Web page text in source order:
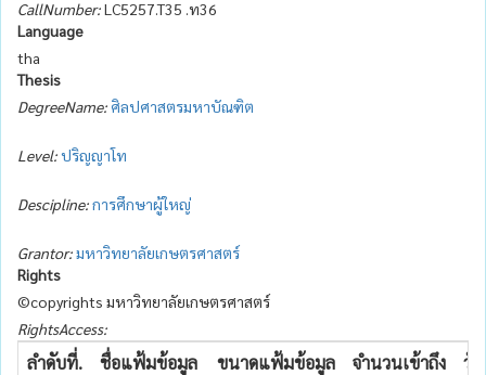
CallNumber:LC5257.T35 .ท36
Language
tha
Thesis
DegreeName: ศิลปศาสตรมหาบัณฑิต
Level:ปริญญาโท
Descipline:การศึกษาผู้ใหญ่
Grantor:มหาวิทยาลัยเกษตรศาสตร์
Rights
©copyrights มหาวิทยาลัยเกษตรศาสตร์
RightsAccess:
ลำดับที่. ชื่อแฟ้มข้อมูล ขนาดแฟ้มข้อมูล จำนวนเข้าถึง
วัน